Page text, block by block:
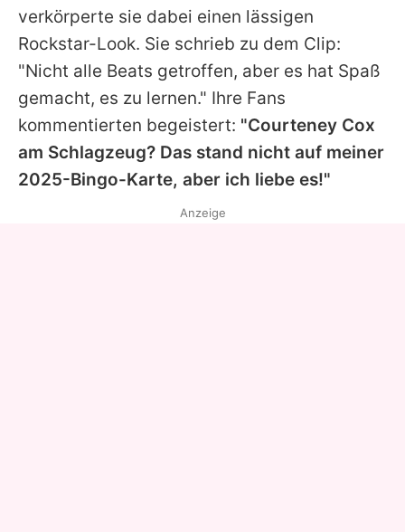
Nutzungsbedingungen
Utiq verwalten
verkörperte sie dabei einen lässigen
Rockstar-Look. Sie schrieb zu dem Clip:
"Nicht alle Beats getroffen, aber es hat Spaß
gemacht, es zu lernen." Ihre Fans
kommentierten begeistert: "Courteney Cox
am Schlagzeug? Das stand nicht auf meiner
2025-Bingo-Karte, aber ich liebe es!"
Anzeige